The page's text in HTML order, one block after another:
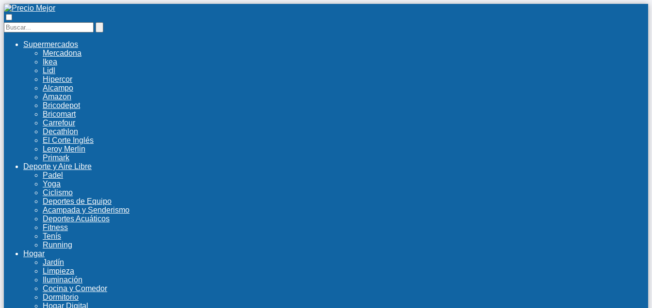
Supermercados
Mercadona
Ikea
Lidl
Hipercor
Alcampo
Amazon
Bricodepot
Bricomart
Carrefour
Decathlon
El Corte Inglés
Leroy Merlin
Primark
Deporte y Aire Libre
Padel
Yoga
Ciclismo
Deportes de Equipo
Acampada y Senderismo
Deportes Acuáticos
Fitness
Tenís
Running
Hogar
Jardín
Limpieza
Iluminación
Cocina y Comedor
Dormitorio
Hogar Digital